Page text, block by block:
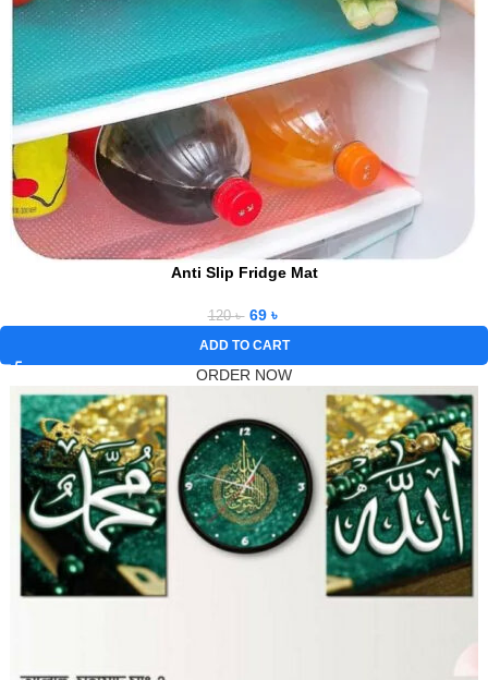
Anti Slip Fridge Mat
120৳ 69 ৳
ADD TO CART
ORDER NOW